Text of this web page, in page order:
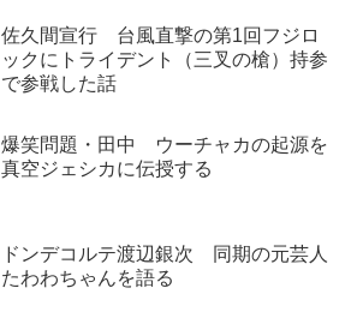
佐久間宣行 台風直撃の第1回フジロ
ックにトライデント（三叉の槍）持参
で参戦した話
爆笑問題・田中 ウーチャカの起源を
真空ジェシカに伝授する
ドンデコルテ渡辺銀次 同期の元芸人
たわわちゃんを語る